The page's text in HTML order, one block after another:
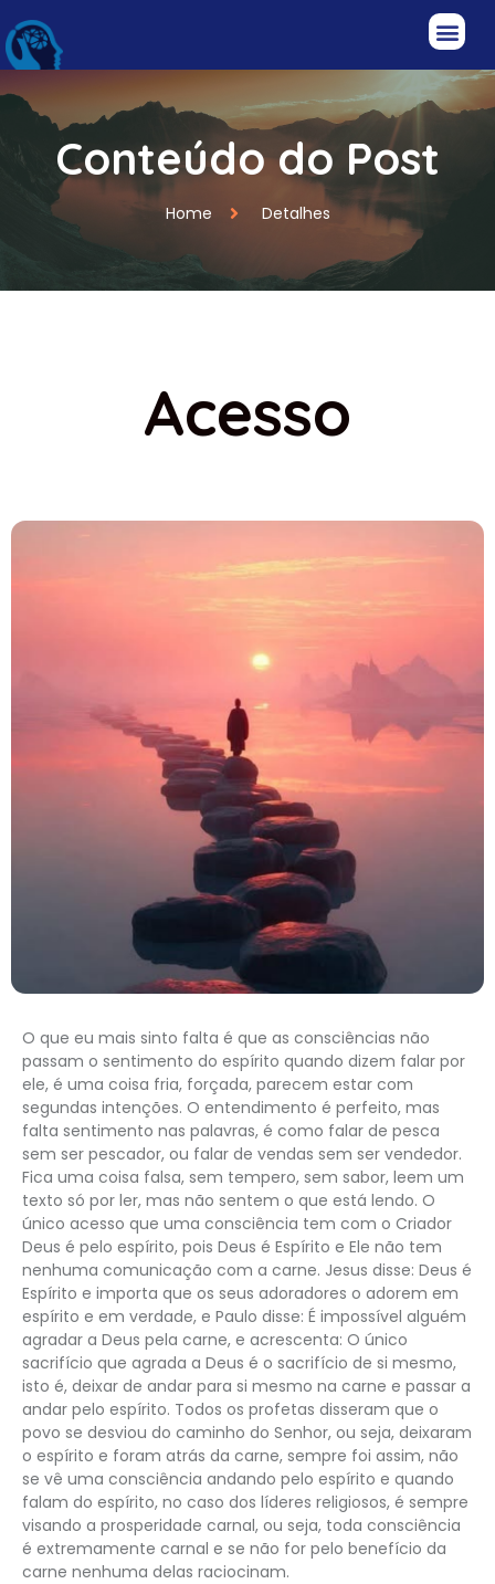
Conteúdo do Post
Home Detalhes
Acesso
O que eu mais sinto falta é que as consciências não
passam o sentimento do espírito quando dizem falar por
ele, é uma coisa fria, forçada, parecem estar com
segundas intenções. O entendimento é perfeito, mas
falta sentimento nas palavras, é como falar de pesca
sem ser pescador, ou falar de vendas sem ser vendedor.
Fica uma coisa falsa, sem tempero, sem sabor, leem um
texto só por ler, mas não sentem o que está lendo. O
único acesso que uma consciência tem com o Criador
Deus é pelo espírito, pois Deus é Espírito e Ele não tem
nenhuma comunicação com a carne. Jesus disse: Deus é
Espírito e importa que os seus adoradores o adorem em
espírito e em verdade, e Paulo disse: É impossível alguém
agradar a Deus pela carne, e acrescenta: O único
sacrifício que agrada a Deus é o sacrifício de si mesmo,
isto é, deixar de andar para si mesmo na carne e passar a
andar pelo espírito. Todos os profetas disseram que o
povo se desviou do caminho do Senhor, ou seja, deixaram
o espírito e foram atrás da carne, sempre foi assim, não
se vê uma consciência andando pelo espírito e quando
falam do espírito, no caso dos líderes religiosos, é sempre
visando a prosperidade carnal, ou seja, toda consciência
é extremamente carnal e se não for pelo benefício da
carne nenhuma delas raciocinam.